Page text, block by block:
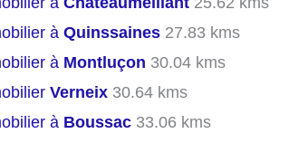
à Quinssaines 27.83 kms
à Montluçon 30.04 kms
Verneix 30.64 kms
à Boussac 33.06 kms